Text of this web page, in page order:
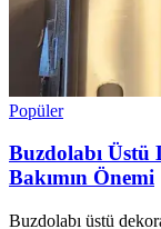
Popüler
Buzdolabı Üstü
Bakımın Önemi
Buzdolabı üstü